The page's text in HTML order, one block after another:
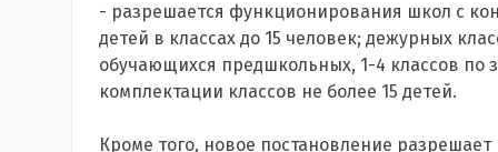
- разрешается функционирования школ с
детей в классах до 15 человек; дежурных
обучающихся предшкольных, 1-4 классов
комплектации классов не более 15 детей.
Кроме того, новое постановление